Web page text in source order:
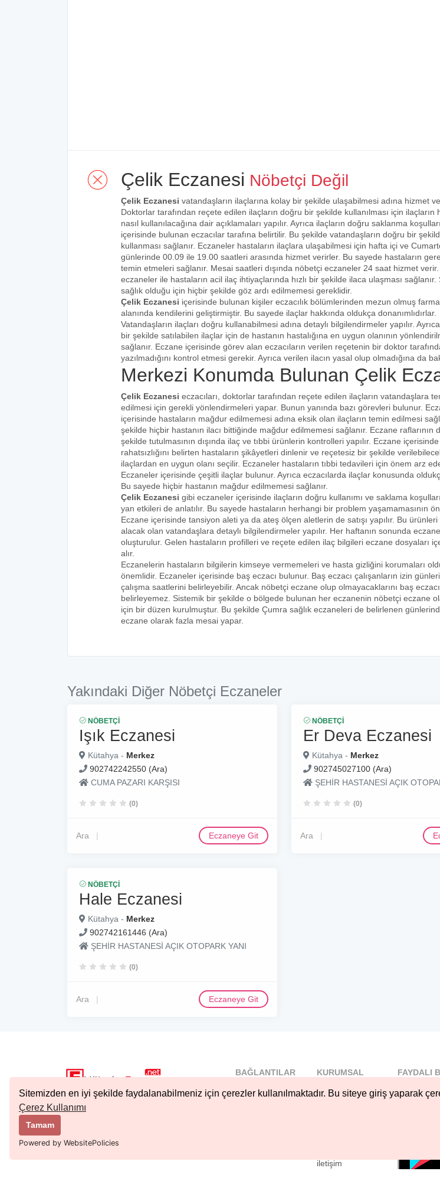
Sitemizden en iyi şekilde faydalanabilmeniz için çerezler kullanılmaktadır. Bu siteye giriş yaparak
Çerez Kullanımı
Tamam
Powered by WebsitePolicies
Çelik Eczanesi Nöbetçi Değil
Çelik Eczanesi vatandaşların ilaçlarına kolay bir şekilde ulaşabilmesi adına hizmet
Doktorlar tarafından reçete edilen ilaçların doğru bir şekilde kullanılması için ilaçların
nasıl kullanılacağına dair açıklamaları yapılır. Ayrıca ilaçların doğru saklanma
içerisinde bulunan eczacılar tarafına belirtilir. Bu şekilde vatandaşların doğru bir
kullanması sağlanır. Eczaneler hastaların ilaçlara ulaşabilmesi için hafta içi ve
günlerinde 00.09 ile 19.00 saatleri arasında hizmet verirler. Bu sayede hastaların
temin etmeleri sağlanır. Mesai saatleri dışında nöbetçi eczaneler 24 saat hizmet
eczaneler ile hastaların acil ilaç ihtiyaçlarında hızlı bir şekilde ilaca ulaşması sağlanır.
sağlık olduğu için hiçbir şekilde göz ardı edilmemesi gereklidir.
Çelik Eczanesi içerisinde bulunan kişiler eczacılık bölümlerinden mezun olmuş
alanında kendilerini geliştirmiştir. Bu sayede ilaçlar hakkında oldukça donanımlıdırlar.
Vatandaşların ilaçları doğru kullanabilmesi adına detaylı bilgilendirmeler yapılır.
bir şekilde satılabilen ilaçlar için de hastanın hastalığına en uygun olanının
sağlanır. Eczane içerisinde görev alan eczacıların verilen reçetenin bir doktor
yazılmadığını kontrol etmesi gerekir. Ayrıca verilen ilacın yasal olup olmadığına da
Merkezi Konumda Bulunan Çelik
Çelik Eczanesi eczacıları, doktorlar tarafından reçete edilen ilaçların vatandaşlara
edilmesi için gerekli yönlendirmeleri yapar. Bunun yanında bazı görevleri bulunur.
içerisinde hastaların mağdur edilmemesi adına eksik olan ilaçların temin edilmesi
şekilde hiçbir hastanın ilacı bittiğinde mağdur edilmemesi sağlanır. Eczane raflarının
şekilde tutulmasının dışında ilaç ve tıbbi ürünlerin kontrolleri yapılır. Eczane içerisinde
rahatsızlığını belirten hastaların şikâyetleri dinlenir ve reçetesiz bir şekilde
ilaçlardan en uygun olanı seçilir. Eczaneler hastaların tıbbi tedavileri için önem arz
Eczaneler içerisinde çeşitli ilaçlar bulunur. Ayrıca eczacılarda ilaçlar konusunda
Bu sayede hiçbir hastanın mağdur edilmemesi sağlanır.
Çelik Eczanesi gibi eczaneler içerisinde ilaçların doğru kullanımı ve saklama
yan etkileri de anlatılır. Bu sayede hastaların herhangi bir problem yaşamamasının
Eczane içerisinde tansiyon aleti ya da ateş ölçen aletlerin de satışı yapılır. Bu ürünleri
alacak olan vatandaşlara detaylı bilgilendirmeler yapılır. Her haftanın sonunda
oluşturulur. Gelen hastaların profilleri ve reçete edilen ilaç bilgileri eczane dosyaları
alır.
Eczanelerin hastaların bilgilerin kimseye vermemeleri ve hasta gizliğini korumaları
önemlidir. Eczaneler içerisinde baş eczacı bulunur. Baş eczacı çalışanların izin
çalışma saatlerini belirleyebilir. Ancak nöbetçi eczane olup olmayacaklarını baş eczacı
belirleyemez. Sistemik bir şekilde o bölgede bulunan her eczanenin nöbetçi eczane
için bir düzen kurulmuştur. Bu şekilde Çumra sağlık eczaneleri de belirlenen
eczane olarak fazla mesai yapar.
Yakındaki Diğer Nöbetçi Eczaneler
NÖBETÇI
Işık Eczanesi
Kütahya - Merkez
902742242550 (Ara)
CUMA PAZARI KARŞISI
(0)
Ara Eczaneye Git
NÖBETÇI
Er Deva Eczanesi
Kütahya - Merkez
902745027100 (Ara)
ŞEHİR HASTANESİ AÇIK
(0)
Ara
NÖBETÇI
Hale Eczanesi
Kütahya - Merkez
902742161446 (Ara)
ŞEHİR HASTANESİ AÇIK OTOPARK YANI
(0)
Ara Eczaneye Git
Copyright © 2023 Tüm Hakları Saklıdır.
BAĞLANTILAR
Nöbetçi...
KURUMSAL
Hakkımızda
iletişim
FAYDALI